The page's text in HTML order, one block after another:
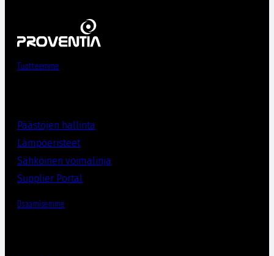
Tuotteemme
Päästöjen hallinta
Lämpöeristeet
Sähköinen voimalinja
Supplier Portal
Osaamisemme